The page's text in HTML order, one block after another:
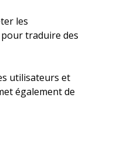
les
traduire des
utilisateurs et
également de